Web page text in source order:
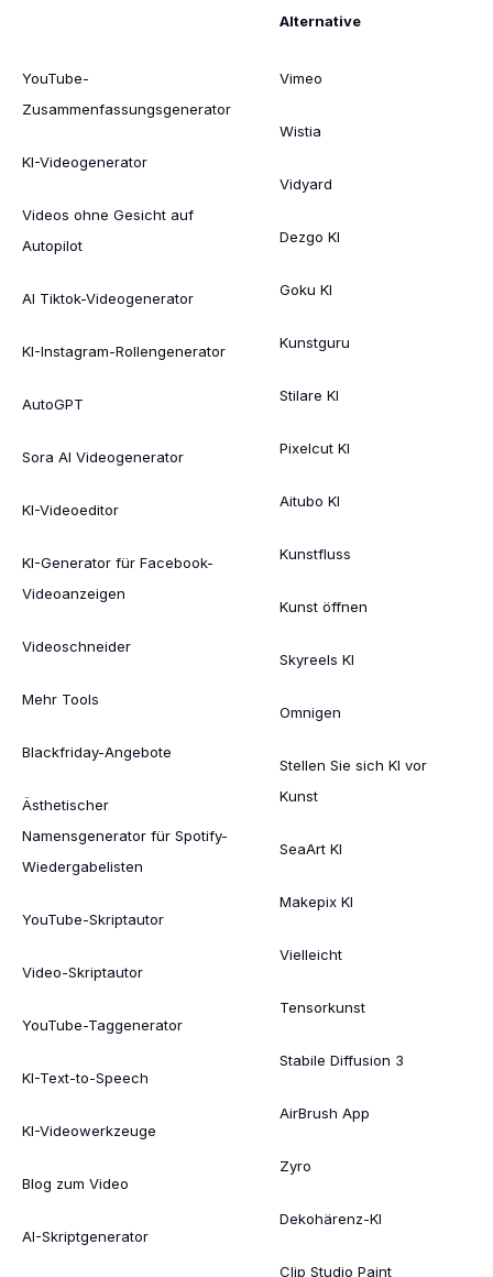
YouTube-
Zusammenfassungsgenerator
KI-Videogenerator
Videos ohne Gesicht auf
Autopilot
AI Tiktok-Videogenerator
KI-Instagram-Rollengenerator
AutoGPT
Sora AI Videogenerator
KI-Videoeditor
KI-Generator für Facebook-
Videoanzeigen
Videoschneider
Mehr Tools
Blackfriday-Angebote
Ästhetischer
Namensgenerator für Spotify-
Wiedergabelisten
YouTube-Skriptautor
Video-Skriptautor
YouTube-Taggenerator
KI-Text-to-Speech
KI-Videowerkzeuge
Blog zum Video
AI-Skriptgenerator
Alternative
Vimeo
Wistia
Vidyard
Dezgo KI
Goku KI
Kunstguru
Stilare KI
Pixelcut KI
Aitubo KI
Kunstfluss
Kunst öffnen
Skyreels KI
Omnigen
Stellen Sie sich KI vor
Kunst
SeaArt KI
Makepix KI
Vielleicht
Tensorkunst
Stabile Diffusion 3
AirBrush App
Zyro
Dekohärenz-KI
Clip Studio Paint